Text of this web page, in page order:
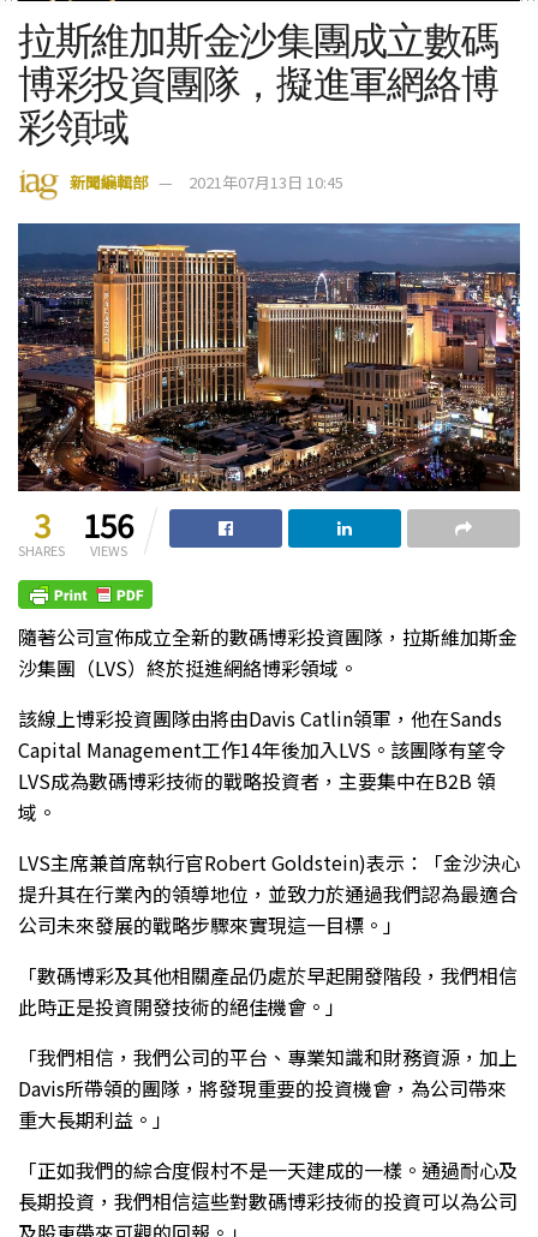
拉斯維加斯金沙集團成立數碼
博彩投資團隊，擬進軍網絡博
彩領域
新聞編輯部 2021年07月13日 10:45
3
SHARES
156
VIEWS
隨著公司宣佈成立全新的數碼博彩投資團隊，拉斯維加斯金
沙集團（LVS）終於挺進網絡博彩領域。
該線上博彩投資團隊由將由Davis Catlin領軍，他在Sands
Capital Management工作14年後加入LVS。該團隊有望令
LVS成為數碼博彩技術的戰略投資者，主要集中在B2B 領
域。
LVS主席兼首席執行官Robert Goldstein)表示：「金沙決心
提升其在行業內的領導地位，並致力於通過我們認為最適合
公司未來發展的戰略步驟來實現這一目標。」
「數碼博彩及其他相關產品仍處於早起開發階段，我們相信
此時正是投資開發技術的絕佳機會。」
「我們相信，我們公司的平台、專業知識和財務資源，加上
Davis所帶領的團隊，將發現重要的投資機會，為公司帶來
重大長期利益。」
「正如我們的綜合度假村不是一天建成的一樣。通過耐心及
長期投資，我們相信這些對數碼博彩技術的投資可以為公司